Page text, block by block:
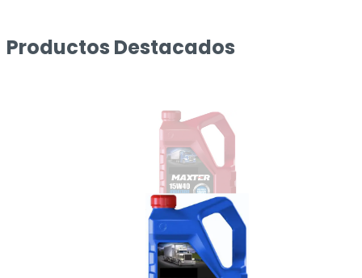
Productos Destacados